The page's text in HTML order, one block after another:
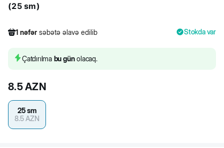
(25 sm)
1 nəfər səbətə əlavə edilib
7 nəfər məhsulu alıb
Stokda var
Çatdırılma bu günolacaq.
8.5AZN
25 sm
8.5AZN